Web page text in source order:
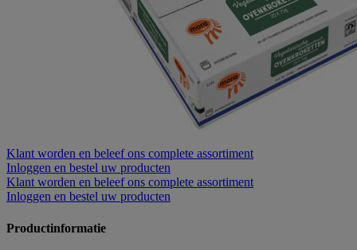
Klant worden en beleef ons complete assortiment
Inloggen en bestel uw producten
Klant worden en beleef ons complete assortiment
Inloggen en bestel uw producten
Productinformatie